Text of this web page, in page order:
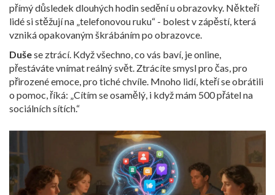
přímý důsledek dlouhých hodin sedění u obrazovky. Někteří
lidé si stěžují na „telefonovou ruku“ - bolest v zápěstí, která
vzniká opakovaným škrábáním po obrazovce.
Dušese ztrácí. Když všechno, co vás baví, je online,
přestáváte vnímat reálný svět. Ztrácíte smysl pro čas, pro
přirozené emoce, pro tiché chvíle. Mnoho lidí, kteří se obrátili
o pomoc, říká: „Cítím se osamělý, i když mám 500 přátel na
sociálních sítích.“